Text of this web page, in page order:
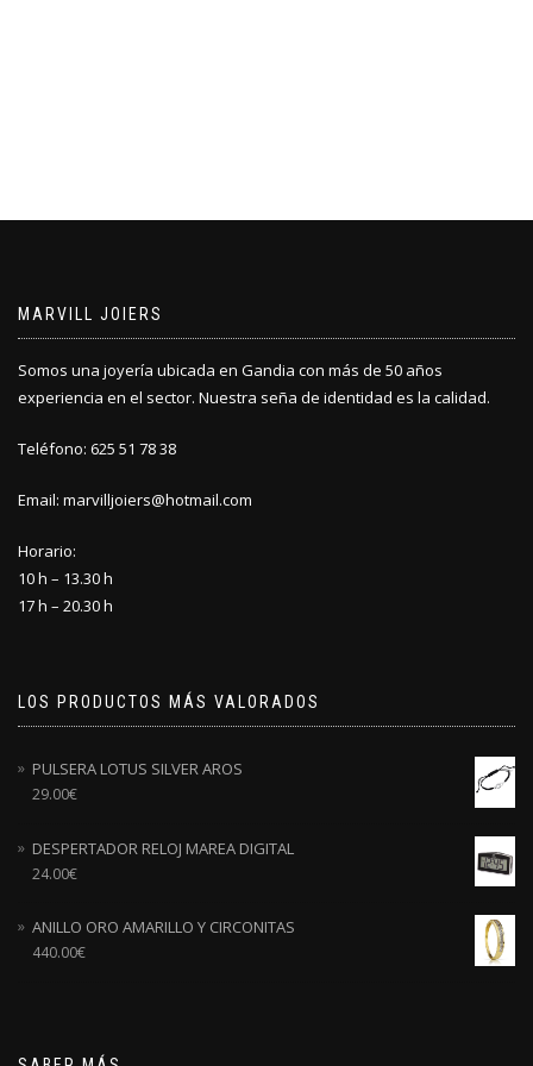
MARVILL JOIERS
Somos una joyería ubicada en Gandia con más de 50 años
experiencia en el sector. Nuestra seña de identidad es la calidad.
Teléfono: 625 51 78 38
Email: marvilljoiers@hotmail.com
Horario:
10 h – 13.30 h
17 h – 20.30 h
LOS PRODUCTOS MÁS VALORADOS
PULSERA LOTUS SILVER AROS
29.00€
DESPERTADOR RELOJ MAREA DIGITAL
24.00€
ANILLO ORO AMARILLO Y CIRCONITAS
440.00€